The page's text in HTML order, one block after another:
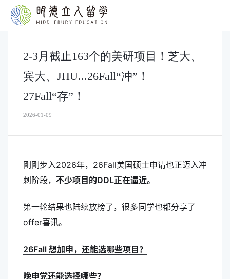
2-3月截止163个的美研项目！芝大、
宾大、JHU...26Fall“冲”！
27Fall“存”！
2026-01-09
刚刚步入2026年，26Fall美国硕士申请也正迈入冲
刺阶段， 不少项目的DDL正在逼近。
第一轮结果也陆续放榜了，很多同学也都分享了
offer喜讯。
26Fall 想加申，还能选哪些项目？
晚申党还能选择哪些？